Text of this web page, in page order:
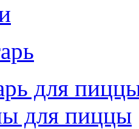
для
для пиццы